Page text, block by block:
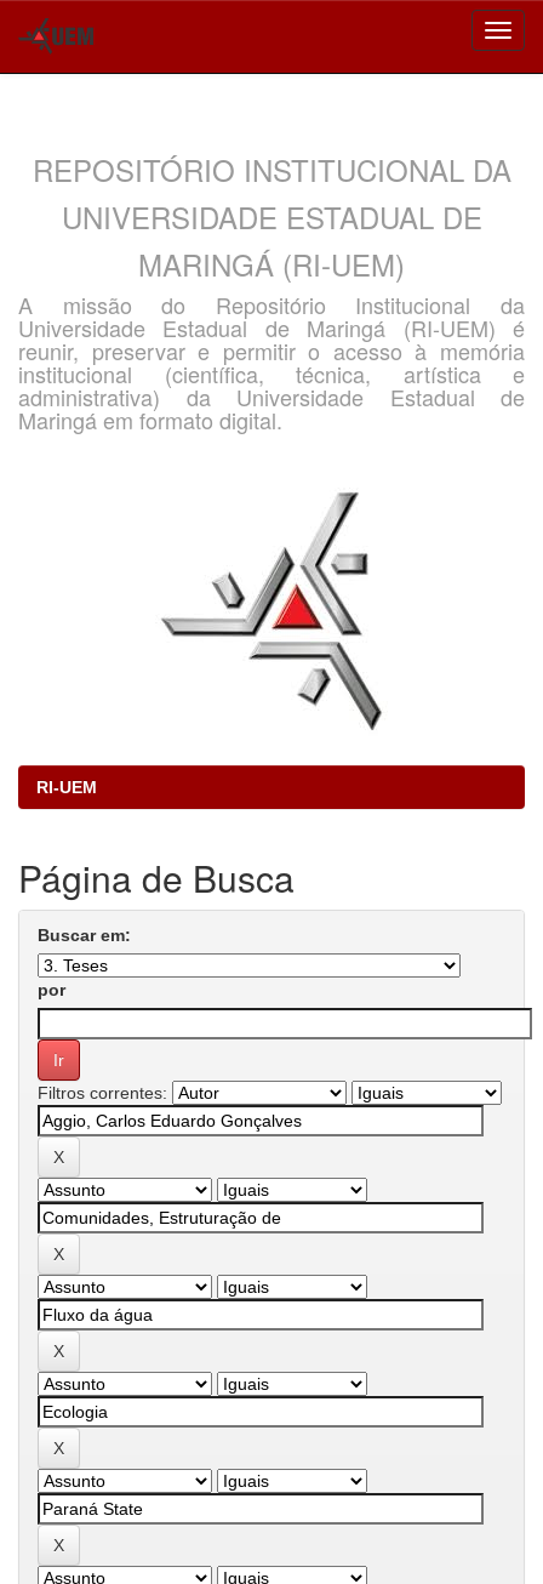
REPOSITÓRIO INSTITUCIONAL DA
UNIVERSIDADE ESTADUAL DE
MARINGÁ (RI-UEM)
A missão do Repositório Institucional da
Universidade Estadual de Maringá (RI-UEM) é
reunir, preservar e permitir o acesso à memória
institucional (científica, técnica, artística e
administrativa) da Universidade Estadual de
Maringá em formato digital.
RI-UEM
Página de Busca
Buscar em:
por
Filtros correntes: